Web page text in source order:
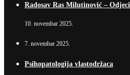
Radosav Ras Milutinović – Odjeci
10. novembar 2025.
7. novembar 2025.
Psihopatologija vlastodržaca